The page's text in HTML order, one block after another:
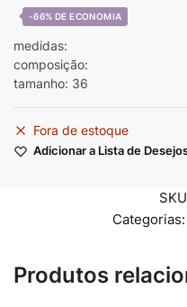
-66%
medidas:
composição:
tamanho: 36
Fora de estoque
Adicionar a Lista de
Categorias:
Produtos